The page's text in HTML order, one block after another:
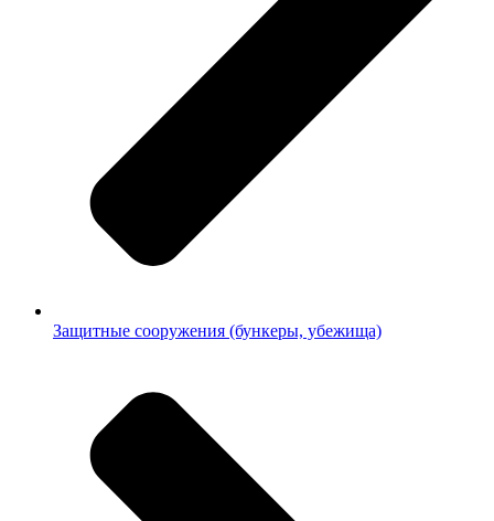
Защитные сооружения (бункеры, убежища)